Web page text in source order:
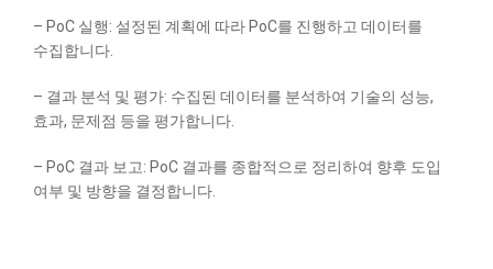
– PoC 실행: 설정된 계획에 따라 PoC를 진행하고 데이터를
수집합니다.
– 결과 분석 및 평가: 수집된 데이터를 분석하여 기술의 성능,
효과, 문제점 등을 평가합니다.
– PoC 결과 보고: PoC 결과를 종합적으로 정리하여 향후 도입
여부 및 방향을 결정합니다.